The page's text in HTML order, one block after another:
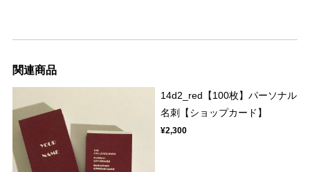
関連商品
14d2_red【100枚】パーソナル
名刺【ショップカード】
¥2,300